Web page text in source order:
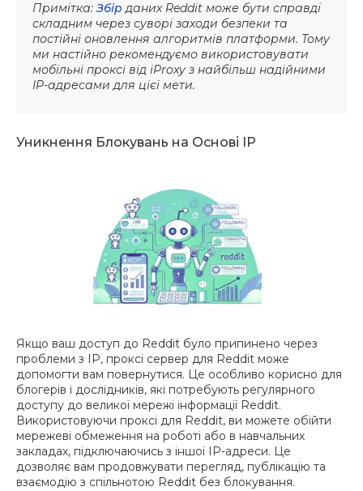
Примітка: Збір даних Reddit може бути справді
складним через суворі заходи безпеки та
постійні оновлення алгоритмів платформи. Тому
ми настійно рекомендуємо використовувати
мобільні проксі від iProxy з найбільш надійними
IP-адресами для цієї мети.
Уникнення Блокувань на Основі IP
Якщо ваш доступ до Reddit було припинено через
проблеми з IP, проксі сервер для Reddit може
допомогти вам повернутися. Це особливо корисно для
блогерів і дослідників, які потребують регулярного
доступу до великої мережі інформації Reddit.
Використовуючи проксі для Reddit, ви можете обійти
мережеві обмеження на роботі або в навчальних
закладах, підключаючись з іншої IP-адреси. Це
дозволяє вам продовжувати перегляд, публікацію та
взаємодію з спільнотою Reddit без блокування.